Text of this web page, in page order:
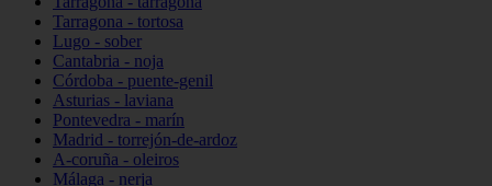
Tarragona - tortosa
Lugo - sober
Cantabria - noja
Córdoba - puente-genil
Asturias - laviana
Pontevedra - marín
Madrid - torrejón-de-ardoz
A-coruña - oleiros
Málaga - nerja